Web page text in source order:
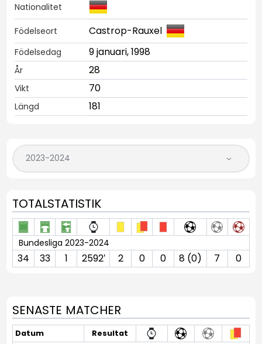
Nationalitet
Födelseort Castrop-Rauxel
Födelsedag 9 januari, 1998
År 28
Vikt 70
Längd 181
TOTALSTATISTIK
Bundesliga 2023-2024
34 33 1 2592′ 2 0 0 8 (0) 7 0
SENASTE MATCHER
Datum Resultat